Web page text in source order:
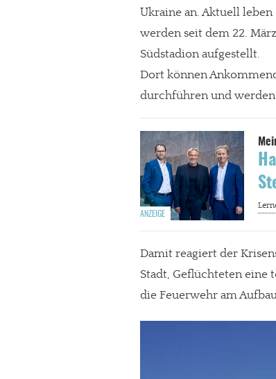
Ukraine an. Aktuell
werden seit dem 22.
Südstadion aufgestellt.
Dort können
durchführen und
Damit reagiert der
Stadt, Geflüchteten
die Feuerwehr am